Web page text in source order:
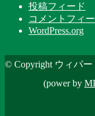
投稿フィード
コメントフィ
WordPress.org
© Copyright ウィパー
(power by